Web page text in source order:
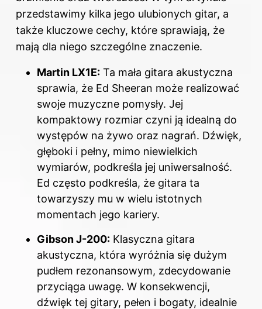
przedstawimy kilka jego ulubionych gitar, a
także kluczowe cechy, które sprawiają, że
mają dla niego szczególne znaczenie.
Martin LX1E: Ta mała gitara akustyczna
sprawia, że Ed Sheeran może realizować
swoje muzyczne pomysły. Jej
kompaktowy rozmiar czyni ją idealną do
występów na żywo oraz nagrań. Dźwięk,
głęboki i pełny, mimo niewielkich
wymiarów, podkreśla jej uniwersalność.
Ed często podkreśla, że gitara ta
towarzyszy mu w wielu istotnych
momentach jego kariery.
Gibson J-200: Klasyczna gitara
akustyczna, która wyróżnia się dużym
pudłem rezonansowym, zdecydowanie
przyciąga uwagę. W konsekwencji,
dźwięk tej gitary, pełen i bogaty, idealnie